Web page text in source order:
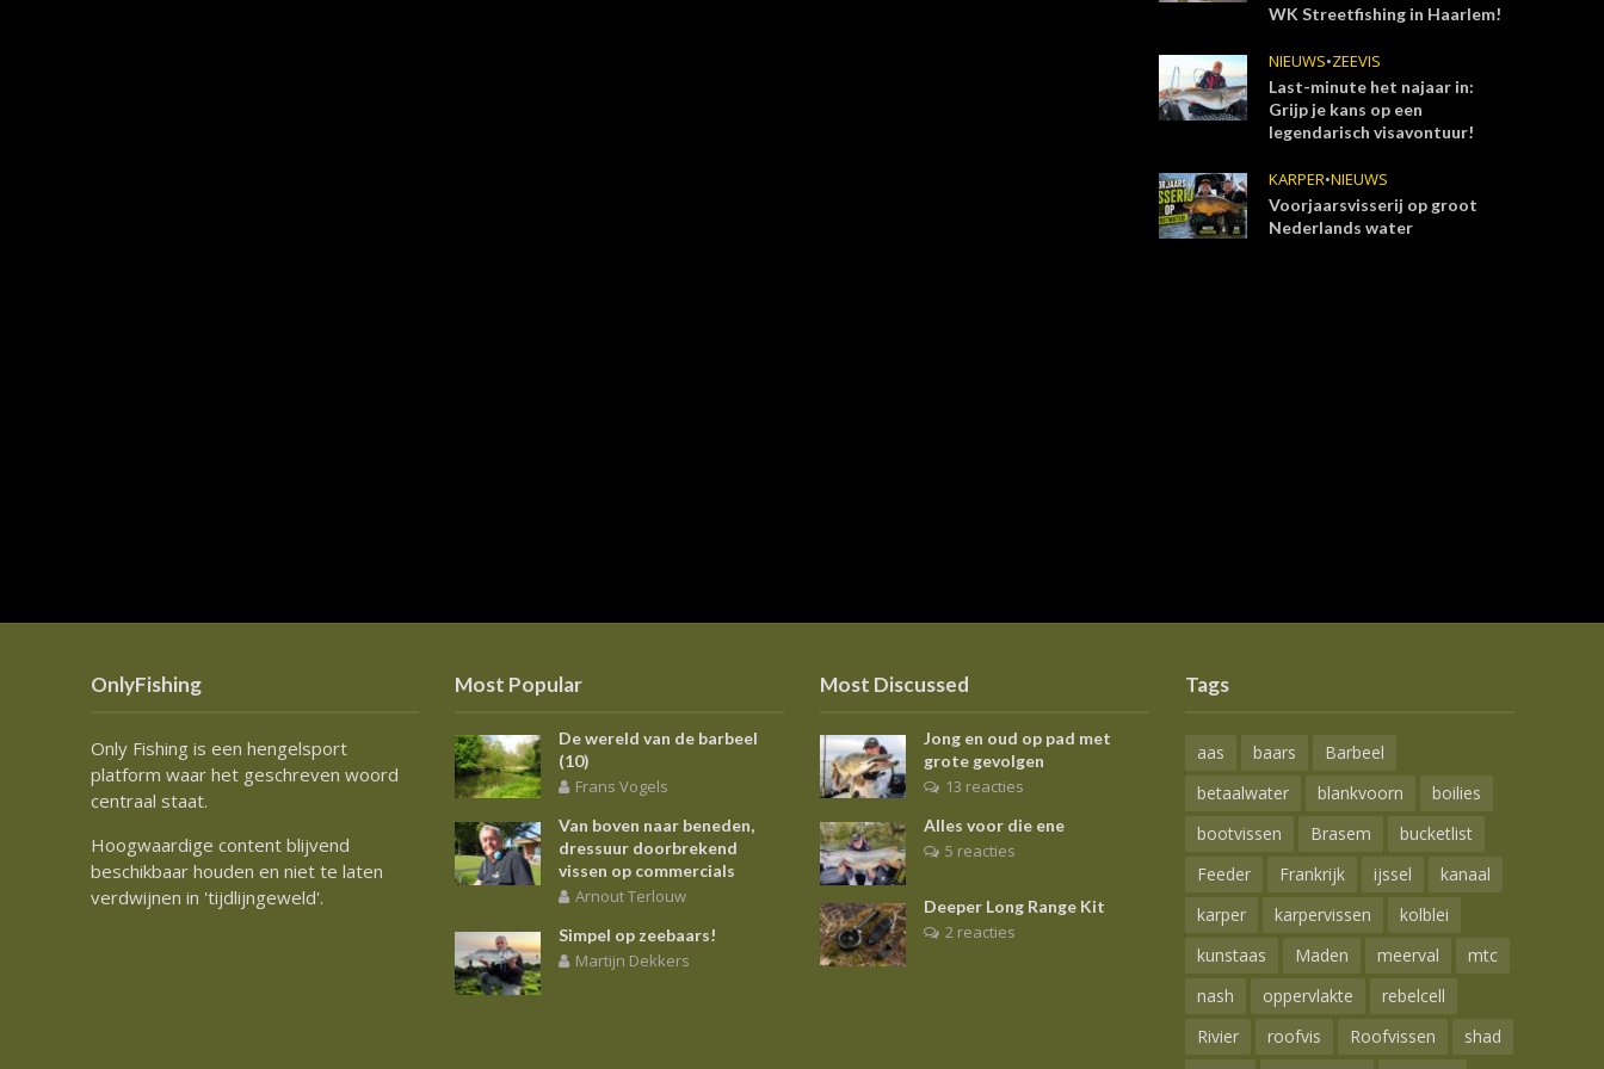
WK Streetfishing in Haarlem!
NIEUWS•ZEEVIS
Last-minute het najaar in:
Grijp je kans op een
legendarisch visavontuur!
KARPER•NIEUWS
Voorjaarsvisserij op groot
Nederlands water
OnlyFishing
Only Fishing is een hengelsport
platform waar het geschreven woord
centraal staat.
Hoogwaardige content blijvend
beschikbaar houden en niet te laten
verdwijnen in 'tijdlijngeweld'.
Most Popular
De wereld van de barbeel
(10)
Frans Vogels
Van boven naar beneden,
dressuur doorbrekend
vissen op commercials
Arnout Terlouw
Simpel op zeebaars!
Martijn Dekkers
Most Discussed
Jong en oud op pad met
grote gevolgen
13 reacties
Alles voor die ene
5 reacties
Deeper Long Range Kit
2 reacties
Tags
aas baars
Barbeel
betaalwater
blankvoorn
boilies
bootvissen
Brasem
bucketlist
Feeder
Frankrijk ijssel
kanaal
karper
karpervissen
kolblei
kunstaas
Maden meerval
mtc
nash
oppervlakte
rebelcell
Rivier
roofvis Roofvissen
shad